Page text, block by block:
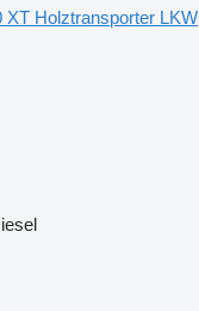
XT Holztransporter LKW